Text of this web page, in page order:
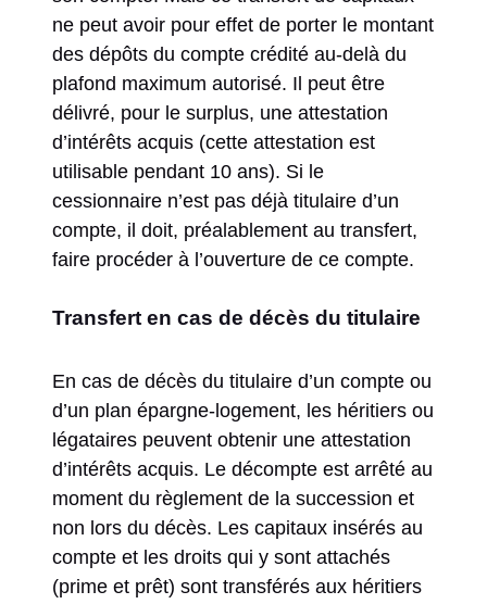
ne peut avoir pour effet de porter le montant
des dépôts du compte crédité au-delà du
plafond maximum autorisé. Il peut être
délivré, pour le surplus, une attestation
d’intérêts acquis (cette attestation est
utilisable pendant 10 ans). Si le
cessionnaire n’est pas déjà titulaire d’un
compte, il doit, préalablement au transfert,
faire procéder à l’ouverture de ce compte.
Transfert en cas de décès du titulaire
En cas de décès du titulaire d’un compte ou
d’un plan épargne-logement, les héritiers ou
légataires peuvent obtenir une attestation
d’intérêts acquis. Le décompte est arrêté au
moment du règlement de la succession et
non lors du décès. Les capitaux insérés au
compte et les droits qui y sont attachés
(prime et prêt) sont transférés aux héritiers